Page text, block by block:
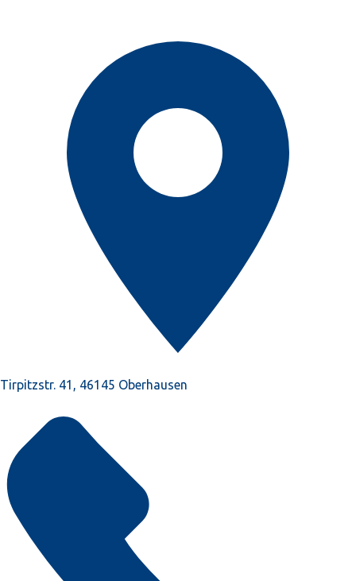
Tirpitzstr. 41, 46145 Oberhausen